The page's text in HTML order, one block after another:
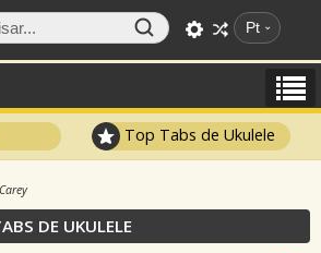
Pt
Top Tabs de Ukulele
DE UKULELE